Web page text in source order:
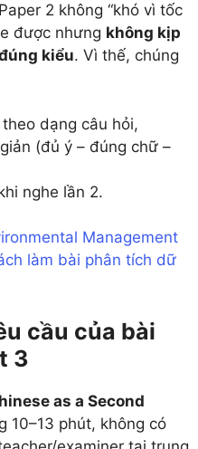
2 không “khó vì tốc
được nhưng không kịp
kiểu. Vì thế, chúng
theo dạng câu hỏi,
(đủ ý – đúng chữ –
nghe lần 2.
Management
làm bài phân tích dữ
cầu của bài
3
as a Second
10–13 phút, không có